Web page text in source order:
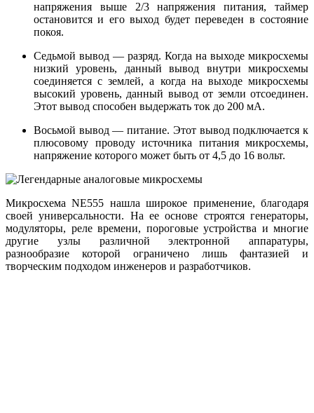
напряжения выше 2/3 напряжения питания, таймер
остановится и его выход будет переведен в состояние
покоя.
Седьмой вывод — разряд. Когда на выходе микросхемы
низкий уровень, данный вывод внутри микросхемы
соединяется с землей, а когда на выходе микросхемы
высокий уровень, данный вывод от земли отсоединен.
Этот вывод способен выдержать ток до 200 мА.
Восьмой вывод — питание. Этот вывод подключается к
плюсовому проводу источника питания микросхемы,
напряжение которого может быть от 4,5 до 16 вольт.
Микросхема NE555 нашла широкое применение, благодаря
своей универсальности. На ее основе строятся генераторы,
модуляторы, реле времени, пороговые устройства и многие
другие узлы различной электронной аппаратуры,
разнообразие которой ограничено лишь фантазией и
творческим подходом инженеров и разработчиков.